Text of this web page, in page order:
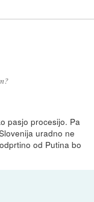
pasjo procesijo. Pa
uradno ne
od Putina bo